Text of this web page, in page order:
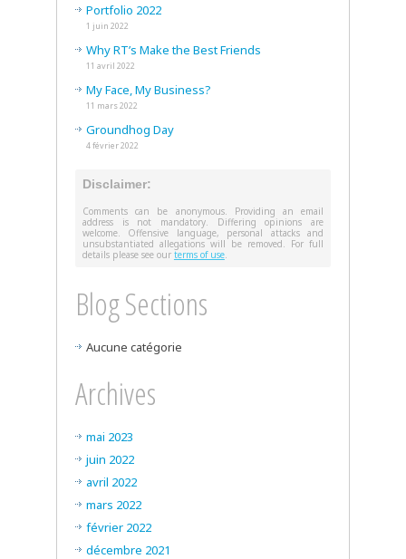
Portfolio 2022
1 juin 2022
Why RT’s Make the Best Friends
11 avril 2022
My Face, My Business?
11 mars 2022
Groundhog Day
4 février 2022
Disclaimer:
Comments can be anonymous. Providing an email
address is not mandatory. Differing opinions are
welcome. Offensive language, personal attacks and
unsubstantiated allegations will be removed. For full
details please see our terms of use.
Blog Sections
Aucune catégorie
Archives
mai 2023
juin 2022
avril 2022
mars 2022
février 2022
décembre 2021